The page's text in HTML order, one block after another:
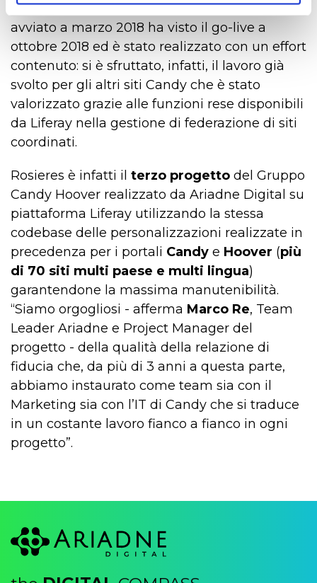
lancio dicampagne marketing. Il progetto,
avviato a marzo 2018 ha visto il go-live a
ottobre 2018 ed è stato realizzato con un effort
contenuto: si è sfruttato, infatti, il lavoro già
svolto per gli altri siti Candy che è stato
valorizzato grazie alle funzioni rese disponibili
da Liferay nella gestione di federazione di siti
coordinati.
Rosieres è infatti il terzo progetto del Gruppo
Candy Hoover realizzato da Ariadne Digital su
piattaforma Liferay utilizzando la stessa
codebase delle personalizzazioni realizzate in
precedenza per i portali Candy e Hoover (più
di 70 siti multi paese e multi lingua)
garantendone la massima manutenibilità.
“Siamo orgogliosi - afferma Marco Re, Team
Leader Ariadne e Project Manager del
progetto - della qualità della relazione di
fiducia che, da più di 3 anni a questa parte,
abbiamo instaurato come team sia con il
Marketing sia con l’IT di Candy che si traduce
in un costante lavoro fianco a fianco in ogni
progetto”.